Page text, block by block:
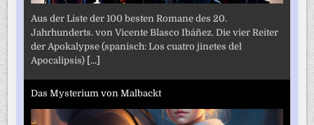
Aus der Liste der 100 besten Romane des 20.
Jahrhunderts. von Vicente Blasco Ibáñez. Die vier Reiter
der Apokalypse (spanisch: Los cuatro jinetes del
Apocalipsis) [...]
Das Mysterium von Malbackt